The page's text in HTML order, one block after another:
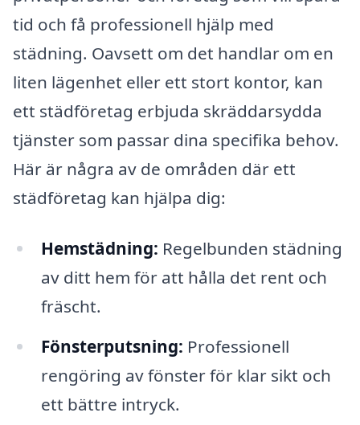
tid och få professionell hjälp med
städning. Oavsett om det handlar om en
liten lägenhet eller ett stort kontor, kan
ett städföretag erbjuda skräddarsydda
tjänster som passar dina specifika behov.
Här är några av de områden där ett
städföretag kan hjälpa dig:
Hemstädning: Regelbunden städning
av ditt hem för att hålla det rent och
fräscht.
Fönsterputsning: Professionell
rengöring av fönster för klar sikt och
ett bättre intryck.